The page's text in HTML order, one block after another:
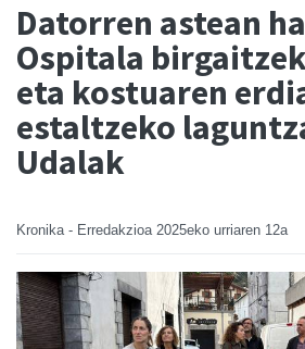
Datorren astean
Ospitala
eta kostuaren
estaltzeko
Udalak
Kronika - Erredakzioa 2025eko urriaren 12a